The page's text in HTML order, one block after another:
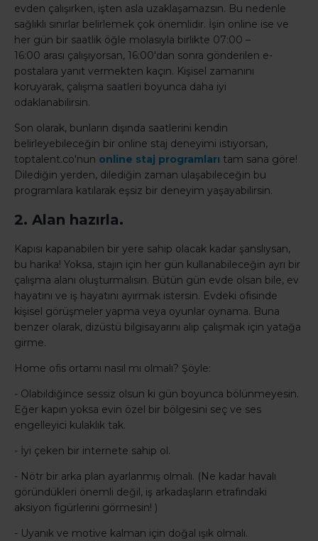
evden çalışırken, işten asla uzaklaşamazsın. Bu nedenle
sağlıklı sınırlar belirlemek çok önemlidir. İşin online ise ve
her gün bir saatlik öğle molasıyla birlikte 07:00 –
16:00 arası çalışıyorsan, 16:00'dan sonra gönderilen e-
postalara yanıt vermekten kaçın. Kişisel zamanını
koruyarak, çalışma saatleri boyunca daha iyi
odaklanabilirsin.
Son olarak, bunların dışında saatlerini kendin
belirleyebileceğin bir online staj deneyimi istiyorsan,
toptalent.co'nun online staj programları tam sana göre!
Dilediğin yerden, dilediğin zaman ulaşabileceğin bu
programlara katılarak eşsiz bir deneyim yaşayabilirsin.
2. Alan hazırla.
Kapısı kapanabilen bir yere sahip olacak kadar şanslıysan,
bu harika! Yoksa, stajın için her gün kullanabileceğin ayrı bir
çalışma alanı oluşturmalısın. Bütün gün evde olsan bile, ev
hayatını ve iş hayatını ayırmak istersin. Evdeki ofisinde
kişisel görüşmeler yapma veya oyunlar oynama. Buna
benzer olarak, dizüstü bilgisayarını alıp çalışmak için yatağa
girme.
Home ofis ortamı nasıl mı olmalı? Şöyle:
- Olabildiğince sessiz olsun ki gün boyunca bölünmeyesin.
Eğer kapın yoksa evin özel bir bölgesini seç ve ses
engelleyici kulaklık tak.
- İyi çeken bir internete sahip ol.
- Nötr bir arka plan ayarlanmış olmalı. (Ne kadar havalı
göründükleri önemli değil, iş arkadaşların etrafındaki
aksiyon figürlerini görmesin! )
- Uyanık ve motive kalman için doğal ışık olmalı.